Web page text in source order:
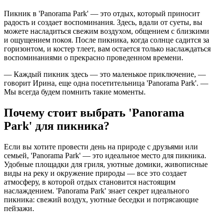
Пикник в 'Panorama Park' — это отдых, который приносит
радость и создает воспоминания. Здесь, вдали от суеты, вы
можете насладиться свежим воздухом, общением с близкими
и ощущением покоя. После пикника, когда солнце садится за
горизонтом, и костер тлеет, вам остается только наслаждаться
воспоминаниями о прекрасно проведенном времени.
— Каждый пикник здесь — это маленькое приключение, —
говорит Ирина, еще одна посетительница 'Panorama Park'. —
Мы всегда будем помнить такие моменты.
Почему стоит выбрать 'Panorama
Park' для пикника?
Если вы хотите провести день на природе с друзьями или
семьей, 'Panorama Park' — это идеальное место для пикника.
Удобные площадки для гриля, уютные домики, живописные
виды на реку и окружение природы — все это создает
атмосферу, в которой отдых становится настоящим
наслаждением. 'Panorama Park' знает секрет идеального
пикника: свежий воздух, уютные беседки и потрясающие
пейзажи.